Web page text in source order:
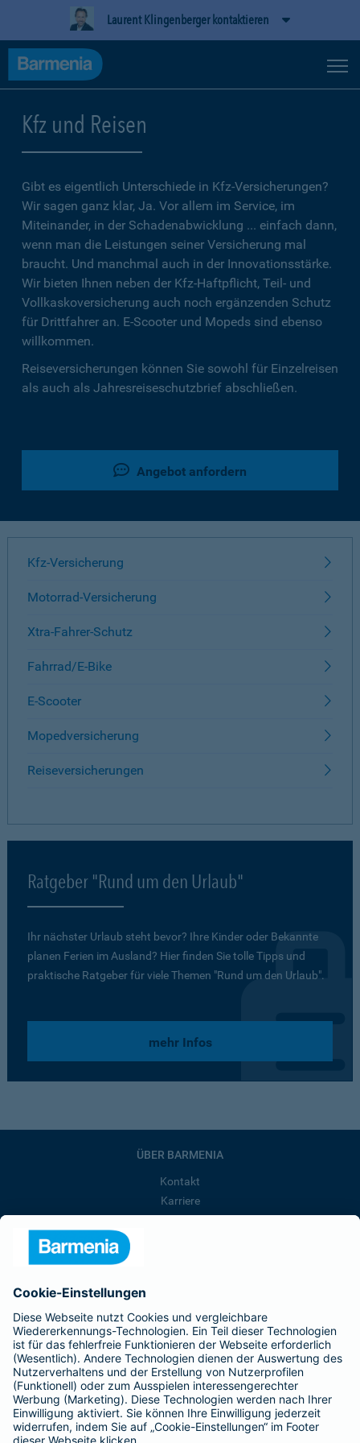
Laurent Klingenberger kontaktieren
Kfz und Reisen
Gibt es eigentlich Unterschiede in Kfz-Versicherungen?
Wir sagen ganz klar, Ja. Vor allem im Service, im
Miteinander, in der Schadenabwicklung ... einfach dann,
wenn man die Leistungen seiner Versicherung mal
braucht. Und manchmal auch in der Innovationsstärke.
Wir bieten Ihnen neben der Kfz-Haftpflicht, Teil- und
Vollkaskoversicherung auch noch ergänzenden Schutz
für Drittfahrer an. E-Scooter und Mopeds sind ebenso
willkommen.
Reiseversicherungen können Sie sowohl für Einzelreisen
als auch als Jahresreiseschutzbrief abschließen.
Angebot anfordern
Kfz-Versicherung
Motorrad-Versicherung
Xtra-Fahrer-Schutz
Fahrrad/E-Bike
E-Scooter
Mopedversicherung
Reiseversicherungen
Ratgeber "Rund um den Urlaub"
Ihr nächster Urlaub steht bevor? Ihre Kinder oder Bekannte
planen Ferien im Ausland? Hier finden Sie tolle Tipps und
praktische Ratgeber für viele Themen "Rund um den Urlaub".
mehr Infos
ÜBER BARMENIA
Kontakt
Karriere
Barmenia ist Teil der BarmeniaGothaer
BELIEBTE SEITEN
Kranken-Zusatzversicherung
Tierversicherungen
Haftpflichtversicherung
Hausratversicherung